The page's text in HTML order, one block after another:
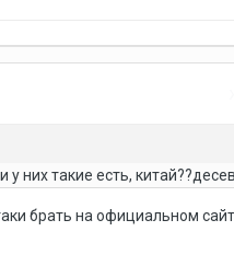
них такие есть,
брать на официальном